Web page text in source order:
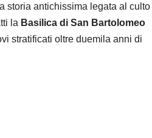
storia antichissima legata al culto
la Basilica di San Bartolomeo
stratificati oltre duemila anni di